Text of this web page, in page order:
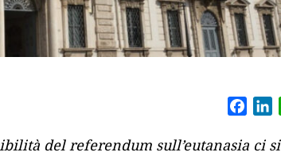
del referendum sull’eutanasia ci